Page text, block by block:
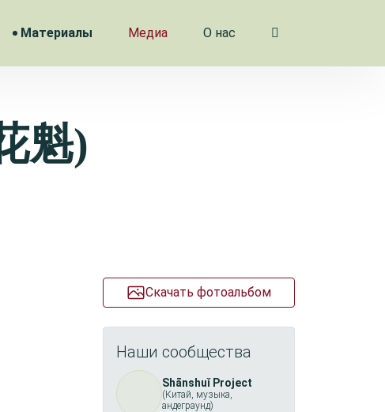
Материалы Медиа О нас
魁)
Скачать фотоальбом
Наши сообщества
Shānshuǐ Project
(Китай, музыка,
андеграунд)